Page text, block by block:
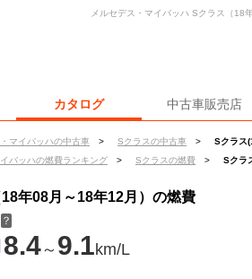
カタログ 中古車販売店
マイバッハの中古車 > Sクラスの中古車 >
Sクラス
バッハの燃費ランキング > Sクラスの燃費 > Sクラ
メルセデス・マイバッハ Sクラス（18
年08月～18年12月）の燃費
？
8.4～ 9.1km/L